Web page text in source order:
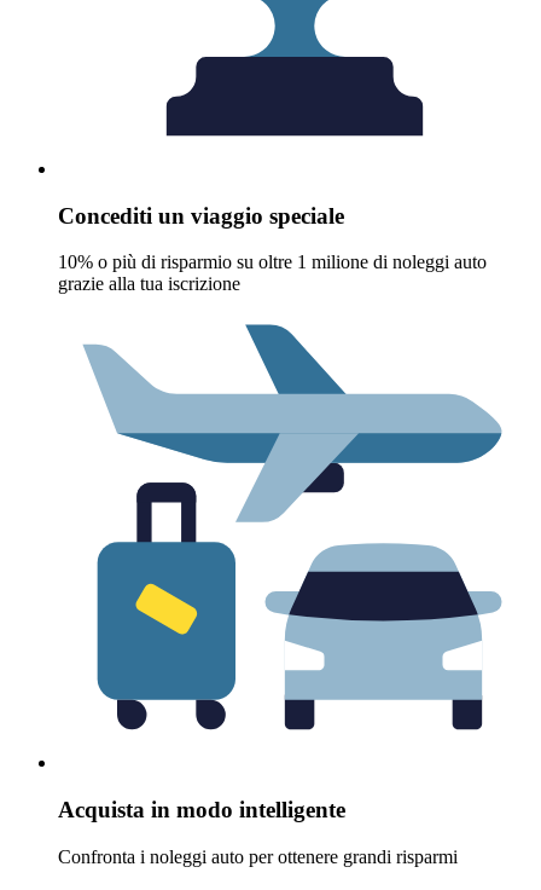
Concediti un viaggio speciale
10% o più di risparmio su oltre 1 milione di noleggi auto
grazie alla tua iscrizione
Acquista in modo intelligente
Confronta i noleggi auto per ottenere grandi risparmi